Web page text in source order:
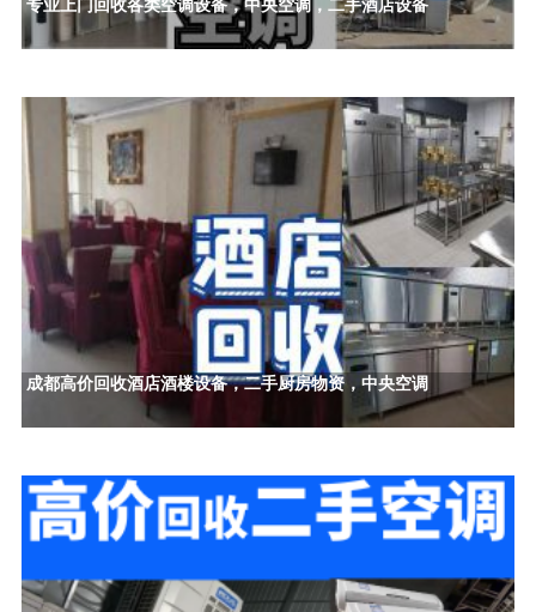
专业上门回收各类空调设备，中央空调，二手酒店设备
成都高价回收酒店酒楼设备，二手厨房物资，中央空调